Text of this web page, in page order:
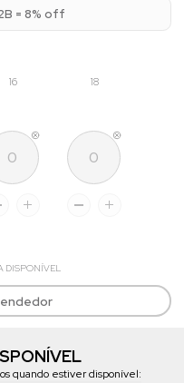
= 8% off
16 18
DISPONÍVEL
quando estiver disponível: